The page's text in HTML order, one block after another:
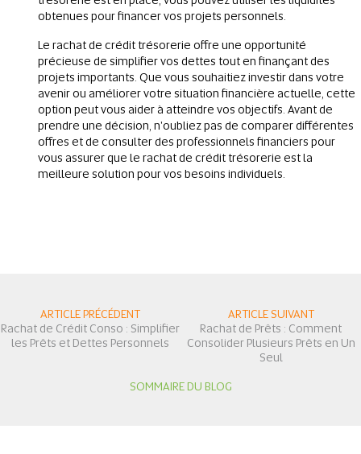
obtenues pour financer vos projets personnels.
Le rachat de crédit trésorerie offre une opportunité
précieuse de simplifier vos dettes tout en finançant des
projets importants. Que vous souhaitiez investir dans votre
avenir ou améliorer votre situation financière actuelle, cette
option peut vous aider à atteindre vos objectifs. Avant de
prendre une décision, n'oubliez pas de comparer différentes
offres et de consulter des professionnels financiers pour
vous assurer que le rachat de crédit trésorerie est la
meilleure solution pour vos besoins individuels.
ARTICLE PRÉCÉDENT
Rachat de Crédit Conso : Simplifier
les Prêts et Dettes Personnels
ARTICLE SUIVANT
Rachat de Prêts : Comment
Consolider Plusieurs Prêts en Un
Seul
SOMMAIRE DU BLOG